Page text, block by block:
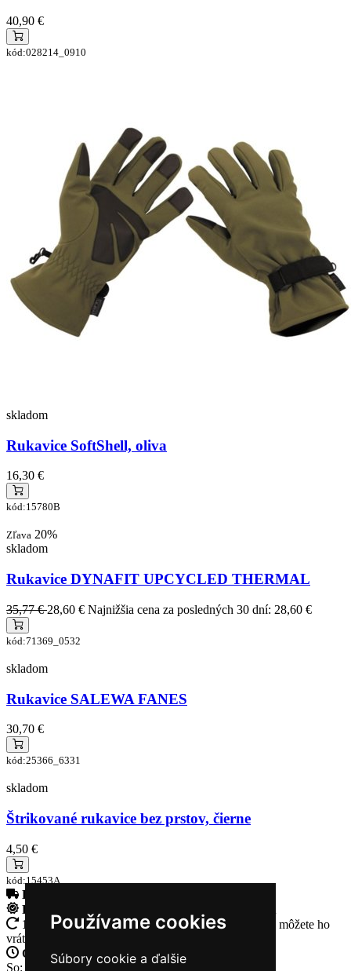
Používame cookies
Súbory cookie a ďalšie
40,90 €
kód:028214_0910
skladom
Rukavice SoftShell, oliva
16,30 €
kód:15780B
Zľava 20%
skladom
Rukavice DYNAFIT UPCYCLED THERMAL
35,77 €28,60 € Najnižšia cena za posledných 30 dní: 28,60 €
kód:71369_0532
skladom
Rukavice SALEWA FANES
30,70 €
kód:25366_6331
skladom
Štrikované rukavice bez prstov, čierne
4,50 €
kód:15453A
Doprava zadarmo
Rýchle dodanie
14 Dní na vrátenie tovaruAk Vám tovar nesadne, môžete ho
vrátiť
Otvorené celý týždeňPo - pia: 8:30 - 16:30
So: 9:00 - 12:00